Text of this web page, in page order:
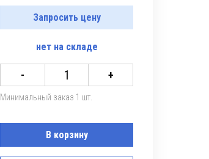
Запросить цену
нет на складе
- +
Минимальный заказ 1 шт.
В корзину